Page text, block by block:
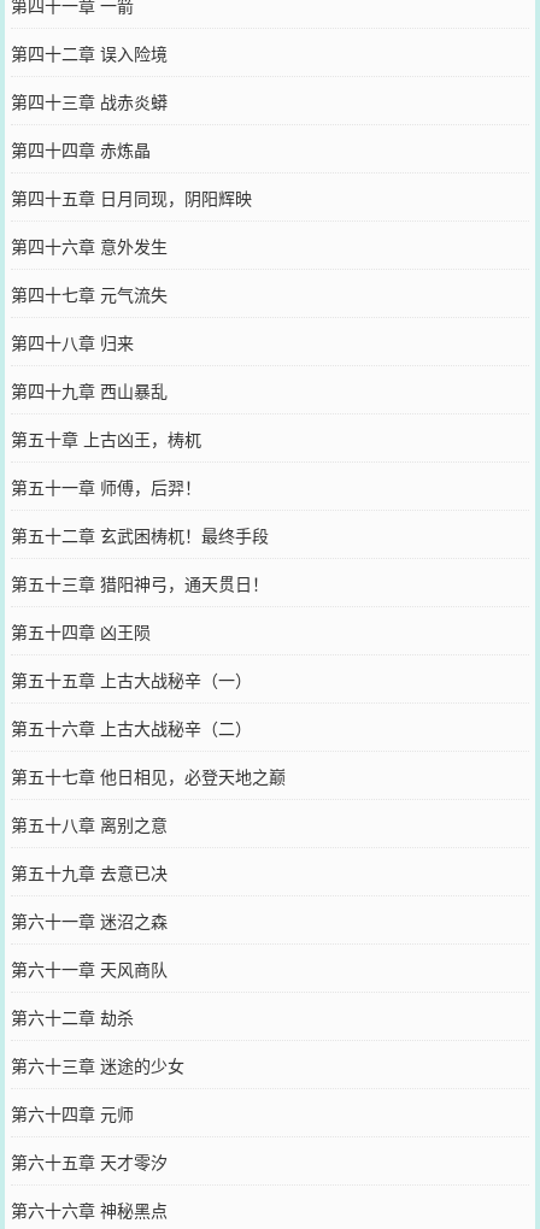
第四十二章 误入险境
第四十三章 战赤炎蟒
第四十四章 赤炼晶
第四十五章 日月同现，阴阳辉映
第四十六章 意外发生
第四十七章 元气流失
第四十八章 归来
第四十九章 西山暴乱
第五十章 上古凶王，梼杌
第五十一章 师傅，后羿！
第五十二章 玄武困梼杌！最终手段
第五十三章 猎阳神弓，通天贯日！
第五十四章 凶王陨
第五十五章 上古大战秘辛（一）
第五十六章 上古大战秘辛（二）
第五十七章 他日相见，必登天地之巅
第五十八章 离别之意
第五十九章 去意已决
第六十一章 迷沼之森
第六十一章 天风商队
第六十二章 劫杀
第六十三章 迷途的少女
第六十四章 元师
第六十五章 天才零汐
第六十六章 神秘黑点